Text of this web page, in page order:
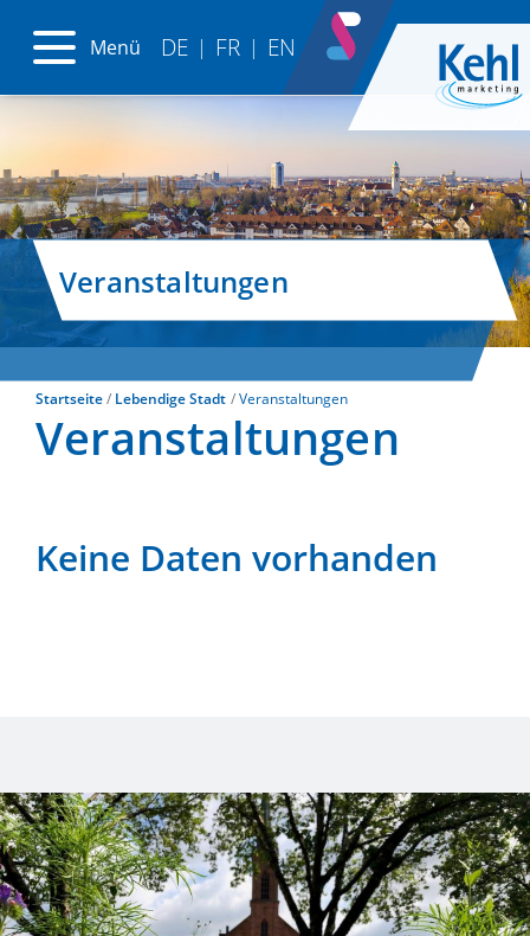
Menü DE | FR | EN
Veranstaltungen
Startseite Lebendige Stadt Veranstaltungen
Veranstaltungen
Keine Daten vorhanden